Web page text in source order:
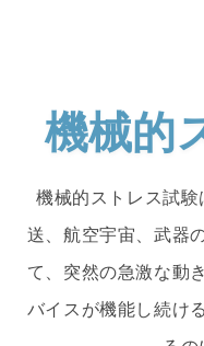
機械的
機械的ストレス試
送、航空宇宙、武器
て、突然の急激な動
バイスが機能し続け